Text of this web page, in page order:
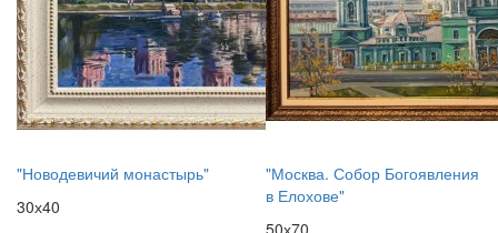
"Новодевичий монастырь"
30х40
"Москва. Собор Богоявления
в Елохове"
50х70